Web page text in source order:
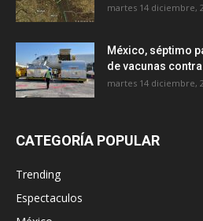
martes 14 diciembre,
México, séptimo
de vacunas
martes 14 diciembre,
CATEGORÍA POPULAR
Trending
Espectaculos